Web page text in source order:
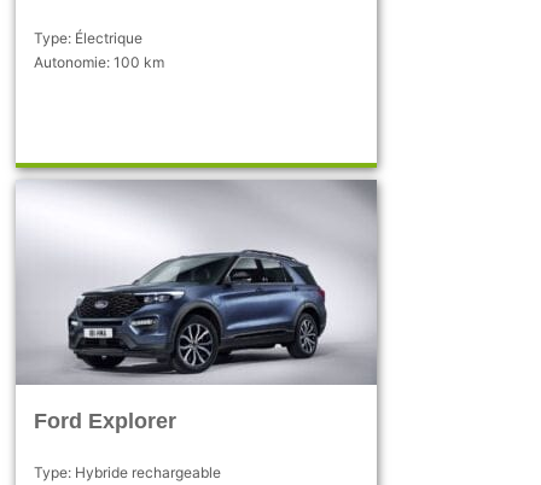
Type: Électrique
Autonomie: 100 km
Ford Explorer
Type: Hybride rechargeable